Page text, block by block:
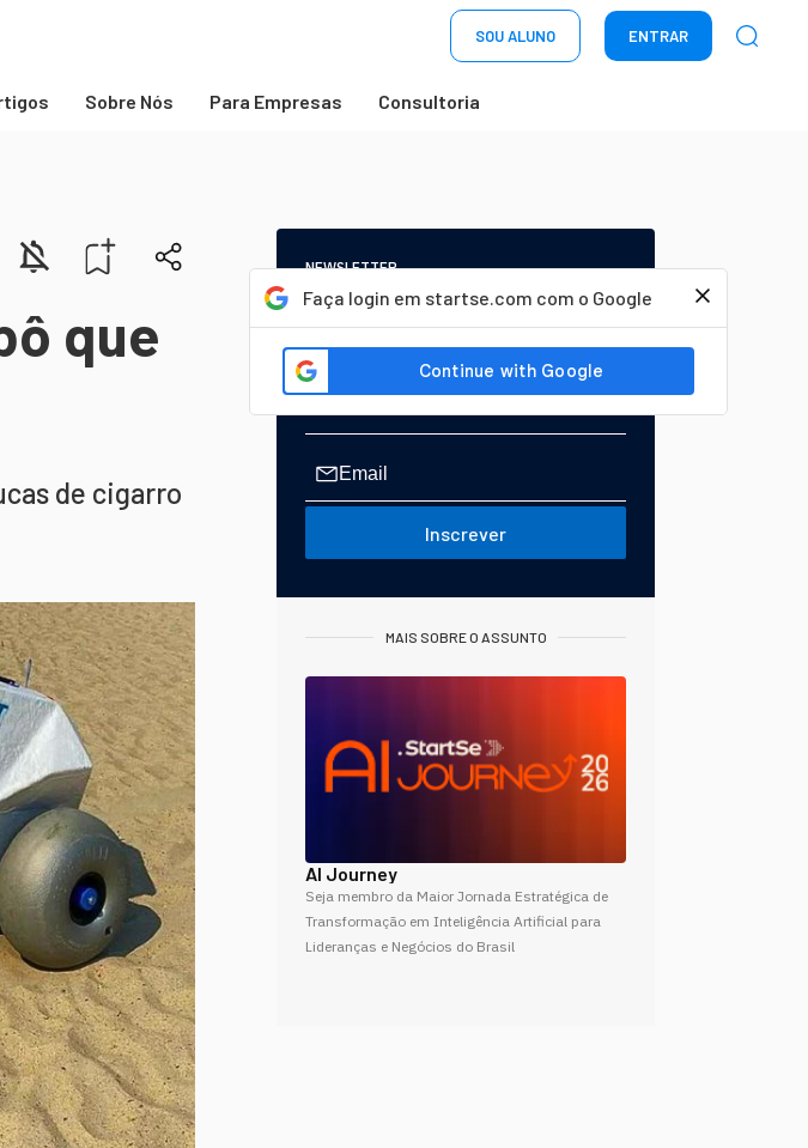
SOU ALUNO ENTRAR
Sobre Nós Para Empresas Consultoria
Faça login em startse.com com o Google
que
de cigarro
NEWSLETTER
Start Seu dia:
A Newsletter do AGORA!
Inscrever
MAIS SOBRE O ASSUNTO
AI Journey
Seja membro da Maior Jornada Estratégica de
Transformação em Inteligência Artificial para
Lideranças e Negócios do Brasil